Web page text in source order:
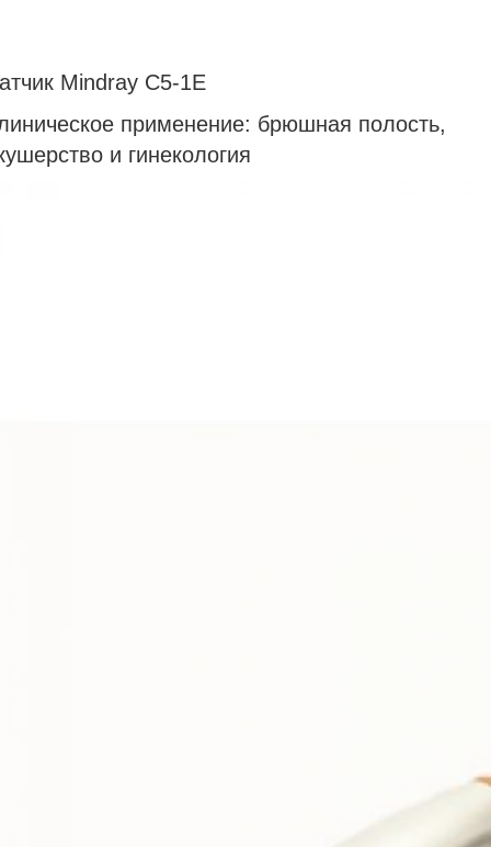
Mindray С5-1E
применение: брюшная полость,
и гинекология